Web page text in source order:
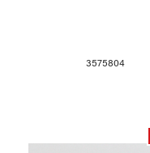
3575804